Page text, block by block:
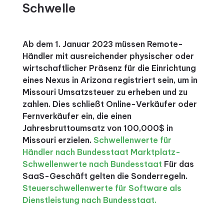
Schwelle
Ab dem 1. Januar 2023 müssen Remote-
Händler mit ausreichender physischer oder
wirtschaftlicher Präsenz für die Einrichtung
eines Nexus in Arizona registriert sein, um in
Missouri Umsatzsteuer zu erheben und zu
zahlen. Dies schließt Online-Verkäufer oder
Fernverkäufer ein, die einen
Jahresbruttoumsatz von 100,000$ in
Missouri erzielen. Schwellenwerte für
Händler nach Bundesstaat Marktplatz-
Schwellenwerte nach Bundesstaat Für das
SaaS-Geschäft gelten die Sonderregeln.
Steuerschwellenwerte für Software als
Dienstleistung nach Bundesstaat.